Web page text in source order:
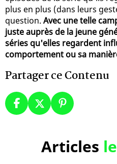
plus en plus (dans leurs
question. Avec une telle
juste auprès de la jeune
séries qu'elles regardent
comportement ou sa
Partager ce Contenu
Articles